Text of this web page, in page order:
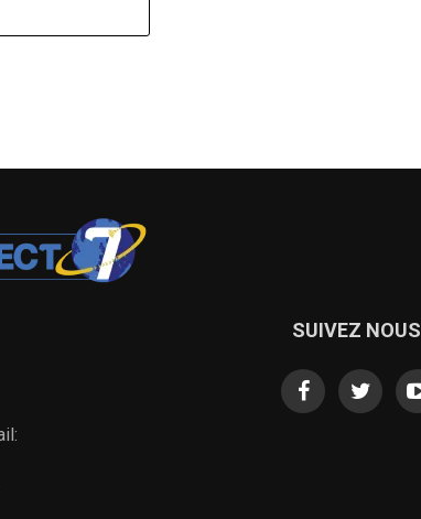
SUIVEZ NOUS